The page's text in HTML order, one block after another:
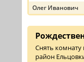
Олег Иванович
Снять комнату
район